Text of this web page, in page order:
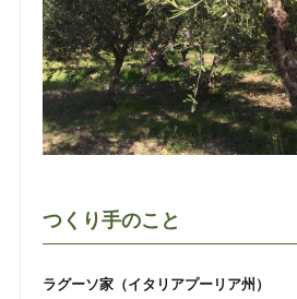
つくり手のこと
ラグーソ家（イタリアプーリア州）